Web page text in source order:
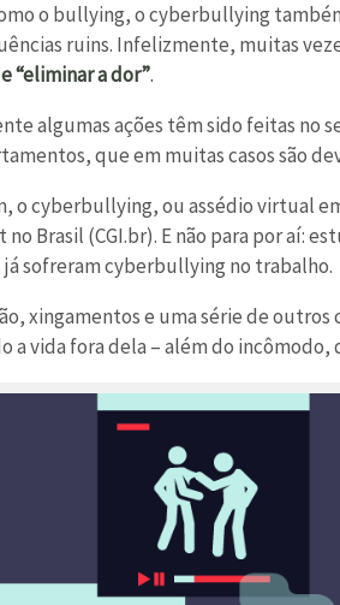
o bullying, o cyberbullying
ruins. Infelizmente, muitas
“eliminar a dor”.
algumas ações têm sido feitas no
que em muitas casos são
o cyberbullying, ou assédio virtual
Brasil (CGI.br). E não para por aí:
sofreram cyberbullying no trabalho.
xingamentos e uma série de
a vida fora dela – além do